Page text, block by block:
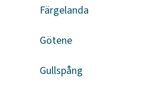
Färgelanda
Götene
Gullspång